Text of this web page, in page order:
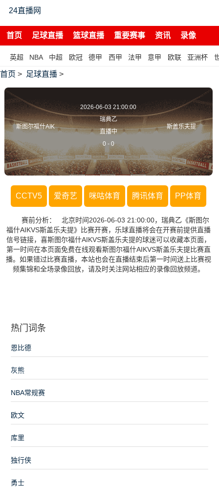
24直播网
首页 足球直播 篮球直播 重要赛事 资讯 录像
英超 NBA 中超 欧冠 德甲 西甲 法甲 意甲 欧联 亚洲杯
首页 > 足球直播 >
斯图尔福什AIK
2026-06-03 21:00:00
瑞典乙
直播中
0 - 0
斯盖乐夫提
CCTV5 爱奇艺 咪咕体育 腾讯体育 PP体育
赛前分析： 北京时间2026-06-03 21:00:00，瑞典乙《斯图尔
福什AIKVS斯盖乐夫提》比赛开赛，乐球直播将会在开赛前提供直播
信号链接，喜斯图尔福什AIKVS斯盖乐夫提的球迷可以收藏本页面，
第一时间在本页面免费在线观看斯图尔福什AIKVS斯盖乐夫提比赛直
播。如果错过比赛直播，本站也会在直播结束后第一时间送上比赛视
频集锦和全场录像回放，请及时关注网站相应的录像回放频道。
热门词条
恩比德
灰熊
NBA常规赛
欧文
库里
独行侠
勇士